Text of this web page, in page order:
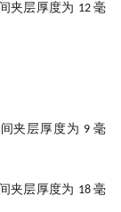
夹层厚度为 12毫
夹层厚度为 9毫
夹层厚度为 18毫